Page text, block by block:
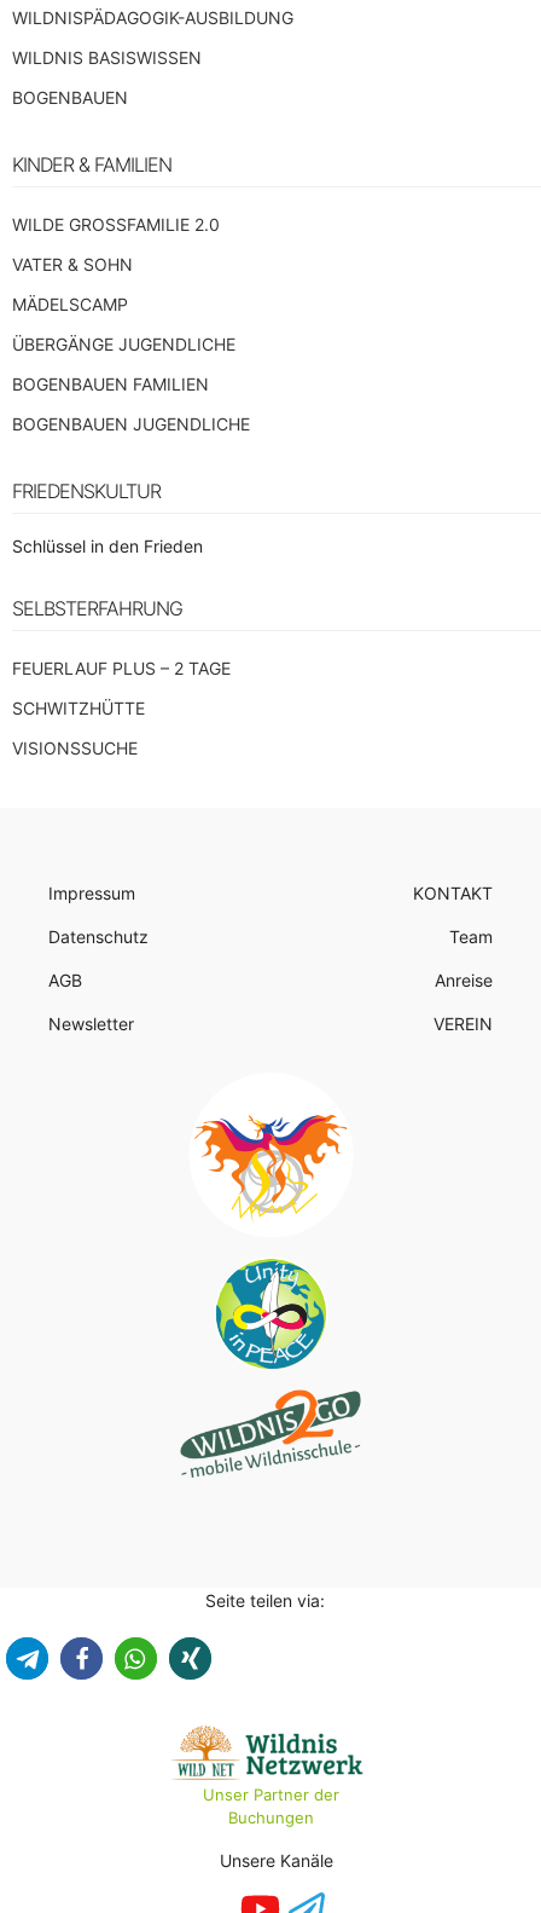
WILDNISPÄDAGOGIK-AUSBILDUNG
WILDNIS BASISWISSEN
BOGENBAUEN
KINDER & FAMILIEN
WILDE GROSSFAMILIE 2.0
VATER & SOHN
MÄDELSCAMP
ÜBERGÄNGE JUGENDLICHE
BOGENBAUEN FAMILIEN
BOGENBAUEN JUGENDLICHE
FRIEDENSKULTUR
Schlüssel in den Frieden
SELBSTERFAHRUNG
FEUERLAUF PLUS – 2 TAGE
SCHWITZHÜTTE
VISIONSSUCHE
Impressum
Datenschutz
AGB
Newsletter
KONTAKT
Team
Anreise
VEREIN
Seite teilen via:
Unser Partner der
Buchungen
Unsere Kanäle